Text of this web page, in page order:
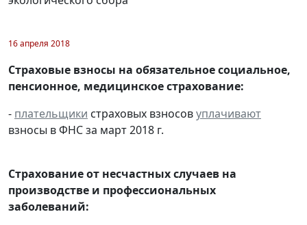
16 апреля 2018
Страховые взносы на обязательное социальное,
пенсионное, медицинское страхование:
- плательщики страховых взносовуплачивают
взносы в ФНС за март 2018 г.
Страхование от несчастных случаев на
производстве и профессиональных
заболеваний: